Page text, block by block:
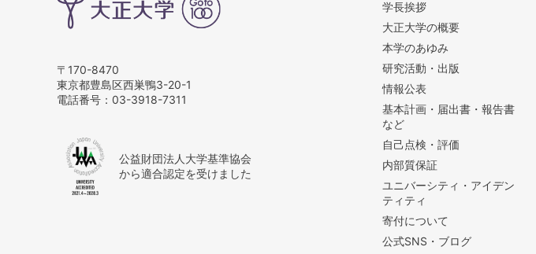
〒170-8470
東京都豊島区西巣鴨3-20-1
電話番号： 03-3918-7311
公益財団法人大学基準協会
から適合認定を受けました
学長挨拶
大正大学の概要
本学のあゆみ
研究活動・出版
情報公表
基本計画・届出書・報告書
など
自己点検・評価
内部質保証
ユニバーシティ・アイデン
ティティ
寄付について
公式SNS・ブログ